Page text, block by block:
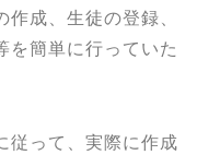
成、生徒の登録、
を簡単に行っていた
従って、実際に作成